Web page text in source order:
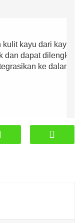
kayu dari kayu
dan dapat
ke dalam